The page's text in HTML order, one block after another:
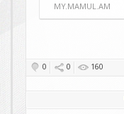
MY.MAMUL.AM
0 0 160